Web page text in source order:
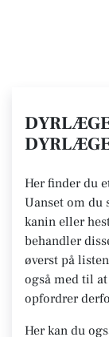
Her finder du
Uanset om du
kanin eller
behandler
øverst på
også med til
opfordrer
Her kan du